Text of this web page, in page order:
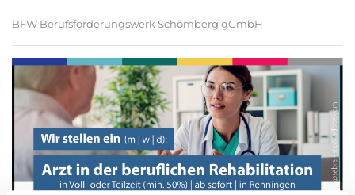
BFW Berufsförderungswerk Schömberg gGmbH